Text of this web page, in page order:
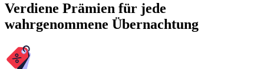
Verdiene Prämien für jede
wahrgenommene Übernachtung